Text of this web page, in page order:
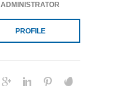
ADMINISTRATOR
PROFILE